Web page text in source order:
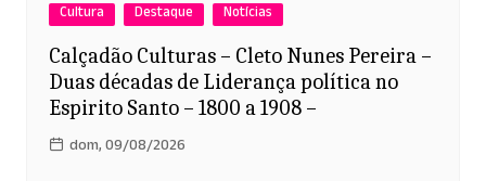
Cultura Destaque Notícias
Calçadão Culturas – Cleto Nunes Pereira –
Duas décadas de Liderança política no
Espirito Santo – 1800 a 1908 –
dom, 09/08/2026